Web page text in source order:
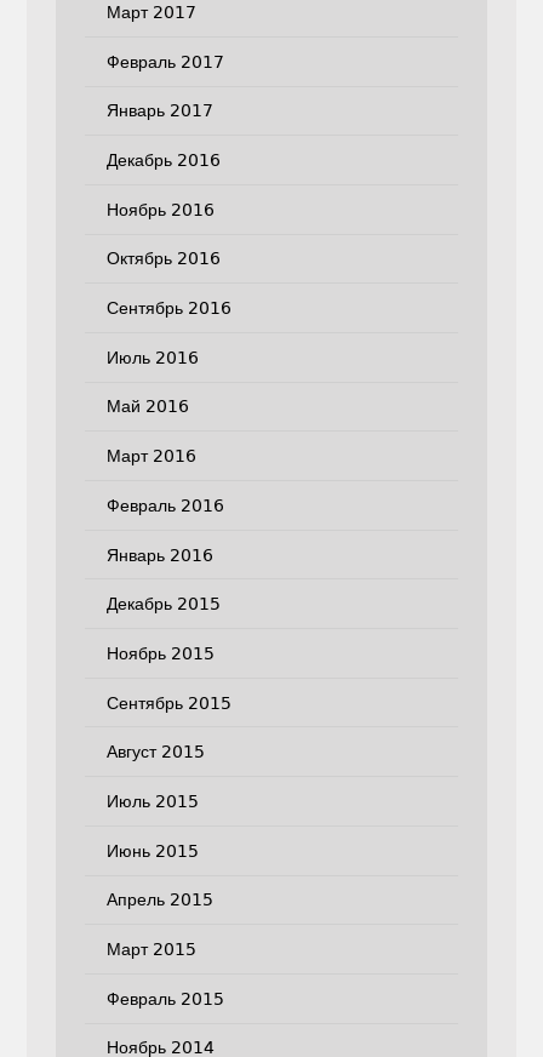
Март 2017
Февраль 2017
Январь 2017
Декабрь 2016
Ноябрь 2016
Октябрь 2016
Сентябрь 2016
Июль 2016
Май 2016
Март 2016
Февраль 2016
Январь 2016
Декабрь 2015
Ноябрь 2015
Сентябрь 2015
Август 2015
Июль 2015
Июнь 2015
Апрель 2015
Март 2015
Февраль 2015
Ноябрь 2014